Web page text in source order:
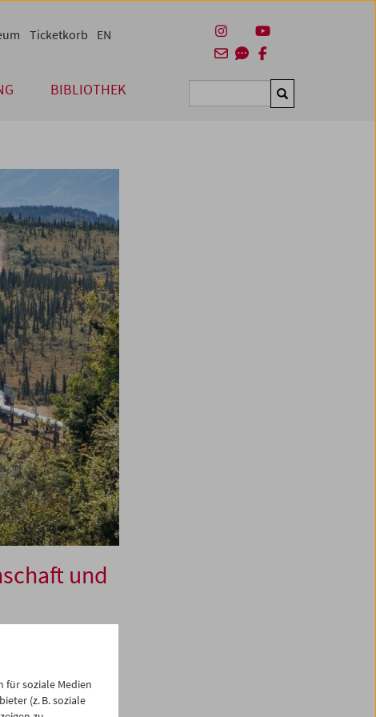
BIBLIOTHEK Suchen
Ticketkorb EN
und
seit der
und
für soziale Medien
(z. B. soziale